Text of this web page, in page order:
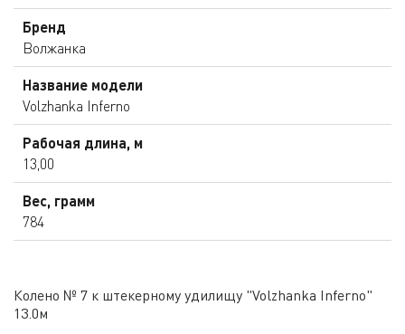
Бренд
Волжанка
Название модели
Volzhanka Inferno
Рабочая длина, м
13,00
Вес, грамм
784
Колено № 7 к штекерному удилищу "Volzhanka Inferno"
13.0м